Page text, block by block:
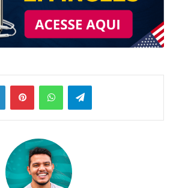
LinkedinPinterestWhatsAppTelegram